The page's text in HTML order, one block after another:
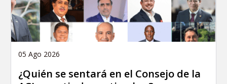
05 Ago 2026
¿Quién se sentará en el Consejo de la